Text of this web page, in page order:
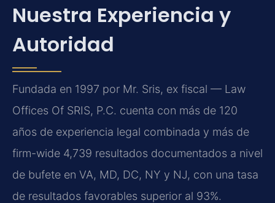
Nuestra Experiencia y
Autoridad
Fundada en 1997 por Mr. Sris, ex fiscal — Law
Offices Of SRIS, P.C. cuenta con más de 120
años de experiencia legal combinada y más de
firm-wide 4,739 resultados documentados a nivel
de bufete en VA, MD, DC, NY y NJ, con una tasa
de resultados favorables superior al 93%.